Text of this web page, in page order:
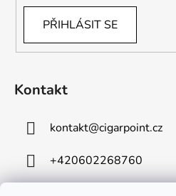
PŘIHLÁSIT SE
Kontakt
kontakt@cigarpoint.cz
+420602268760